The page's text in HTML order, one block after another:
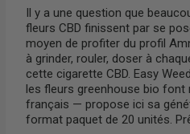
Il y a une question que
fleurs CBD finissent par se
moyen de profiter du profil
à grinder, rouler, doser à
cette cigarette CBD. Easy
les fleurs greenhouse bio font
français — propose ici sa
format paquet de 20 unités.